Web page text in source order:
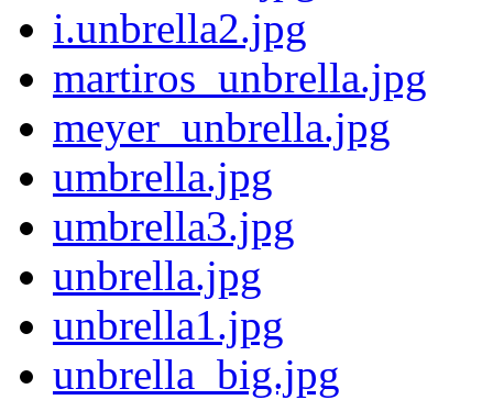
i.unbrella2.jpg
martiros_unbrella.jpg
meyer_unbrella.jpg
umbrella.jpg
umbrella3.jpg
unbrella.jpg
unbrella1.jpg
unbrella_big.jpg